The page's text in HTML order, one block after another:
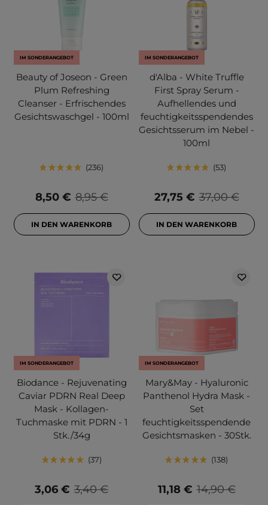
IM SONDERANGEBOT
Beauty of Joseon - Green
Plum Refreshing
Cleanser - Erfrischendes
Gesichtswaschgel - 100ml
236
8,95 €
8,50 €
IN DEN WARENKORB
IM SONDERANGEBOT
d'Alba - White Truffle
First Spray Serum -
Aufhellendes und
feuchtigkeitsspendendes
Gesichtsserum im Nebel -
100ml
53
37,00 €
27,75 €
IN DEN WARENKORB
IM SONDERANGEBOT
Biodance - Rejuvenating
Caviar PDRN Real Deep
Mask - Kollagen-
Tuchmaske mit PDRN - 1
Stk./34g
37
3,40 €
3,06 €
IM SONDERANGEBOT
Mary&May - Hyaluronic
Panthenol Hydra Mask -
Set
feuchtigkeitsspendende
Gesichtsmasken - 30Stk.
138
14,90 €
11,18 €